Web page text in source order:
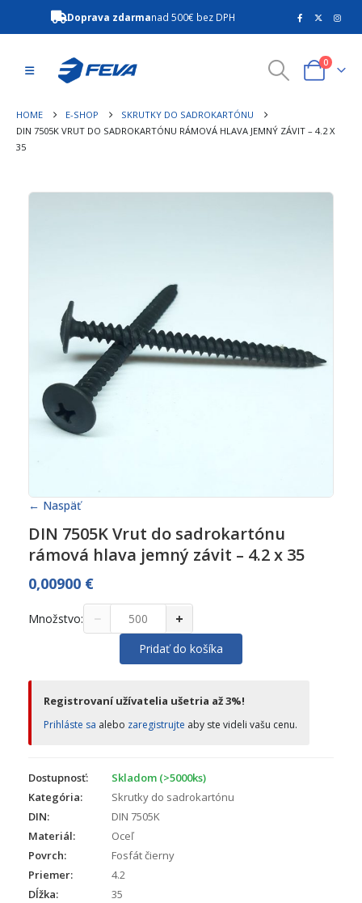
Doprava zdarmanad 500€ bez DPH
0
HOME E-SHOP
SKRUTKY DO SADROKARTÓNU
DIN 7505K VRUT DO SADROKARTÓNU RÁMOVÁ HLAVA JEMNÝ ZÁVIT – 4.2 X
35
← Naspäť
DIN 7505K Vrut do sadrokartónu
rámová hlava jemný závit – 4.2 x 35
0,00900 €
Množstvo: − +
Pridať do košíka
Registrovaní užívatelia ušetria až 3%!
Prihláste sa alebo zaregistrujte aby ste videli vašu cenu.
Dostupnosť:
Skladom (>5000ks)
Kategória:
Skrutky do sadrokartónu
DIN:
DIN 7505K
Materiál:
Oceľ
Povrch:
Fosfát čierny
Priemer:
4.2
Dĺžka:
35